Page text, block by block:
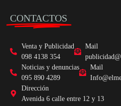
CONTACTOS
Venta y Publicidad
098 4138 354
Mail
Noticias y denuncias
095 890 4289
Mail
Dirección
Avenida 6 calle entre 12 y 13